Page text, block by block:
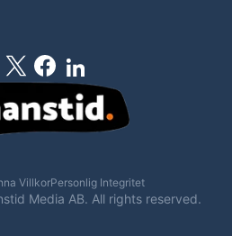
Media AB. All rights reserved.
VillkorPersonlig Integritet